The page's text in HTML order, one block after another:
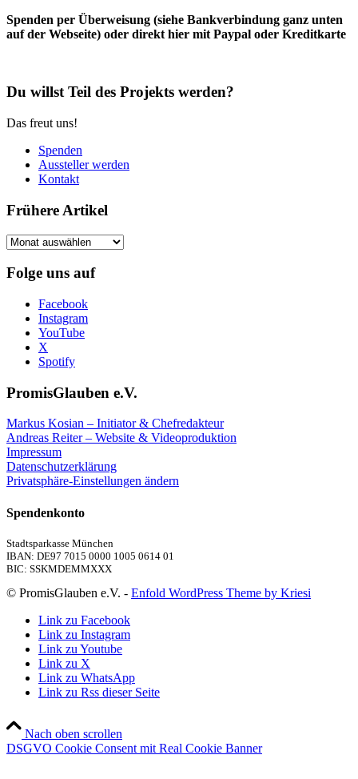
Spenden per Überweisung (siehe Bankverbindung ganz unten
auf der Webseite) oder direkt hier mit Paypal oder Kreditkarte
Du willst Teil des Projekts werden?
Das freut uns!
Spenden
Aussteller werden
Kontakt
Frühere Artikel
Frühere
Folge uns auf
Facebook
Instagram
YouTube
X
Spotify
PromisGlauben e.V.
Markus Kosian – Initiator & Chefredakteur
Andreas Reiter – Website & Videoproduktion
Impressum
Datenschutzerklärung
Privatsphäre-Einstellungen ändern
Spendenkonto
Stadtsparkasse München
IBAN: DE97 7015 0000 1005 0614 01
BIC: SSKMDEMMXXX
© PromisGlauben e.V. - Enfold WordPress Theme by Kriesi
Link zu Facebook
Link zu Instagram
Link zu Youtube
Link zu X
Link zu WhatsApp
Link zu Rss dieser Seite
Nach oben scrollen
DSGVO Cookie Consent mit Real Cookie Banner